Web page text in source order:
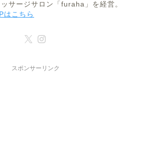
サージサロン「furaha」を経営。
はこちら
スポンサーリンク